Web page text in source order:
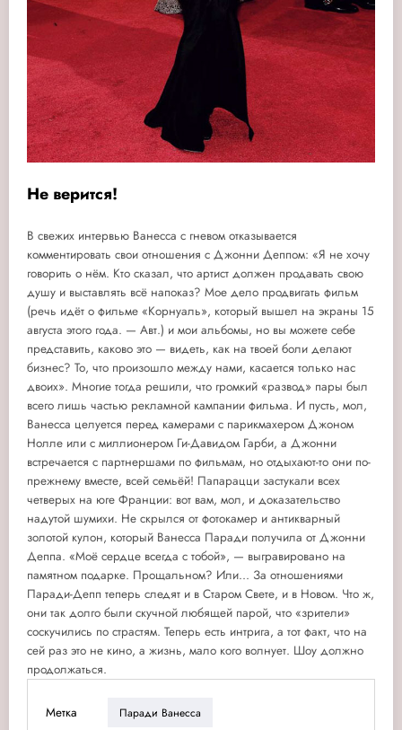
Не верится!
В свежих интервью Ванесса с гневом отказывается
комментировать свои отношения с Джонни Деппом: «Я не хочу
говорить о нём. Кто сказал, что артист должен продавать свою
душу и выставлять всё напоказ? Мое дело продвигать фильм
(речь идёт о фильме «Корнуаль», который вышел на экраны 15
августа этого года. — Авт.) и мои альбомы, но вы можете себе
представить, каково это — видеть, как на твоей боли делают
бизнес? То, что произошло между нами, касается только нас
двоих». Многие тогда решили, что громкий «развод» пары был
всего лишь частью рекламной кампании фильма. И пусть, мол,
Ванесса целуется перед камерами с парикмахером Джоном
Нолле или с миллионером Ги-Давидом Гарби, а Джонни
встречается с партнершами по фильмам, но отдыхают-то они по-
прежнему вместе, всей семьёй! Папарацци застукали всех
четверых на юге Франции: вот вам, мол, и доказательство
надутой шумихи. Не скрылся от фотокамер и антикварный
золотой кулон, который Ванесса Паради получила от Джонни
Деппа. «Моё сердце всегда с тобой», — выгравировано на
памятном подарке. Прощальном? Или... За отношениями
Паради-Депп теперь следят и в Старом Свете, и в Новом. Что ж,
они так долго были скучной любящей парой, что «зрители»
соскучились по страстям. Теперь есть интрига, а тот факт, что на
сей раз это не кино, а жизнь, мало кого волнует. Шоу должно
продолжаться.
Метка Паради Ванесса